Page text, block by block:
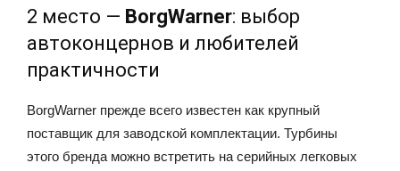
2 место — BorgWarner: выбор
автоконцернов и любителей
практичности
BorgWarner прежде всего известен как крупный
поставщик для заводской комплектации. Турбины
этого бренда можно встретить на серийных легковых